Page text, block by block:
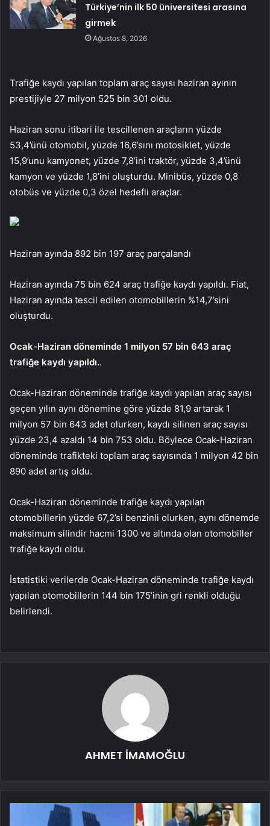
Türkiye’nin ilk 50 üniversitesi arasına
girmek
Ağustos 8, 2026
Trafiğe kaydı yapılan toplam araç sayısı haziran ayının
prestijiyle 27 milyon 525 bin 301 oldu.
Haziran sonu itibari ile tescillenen araçların yüzde
53,4’ünü otomobil, yüzde 16,6’sını motosiklet, yüzde
15,9’unu kamyonet, yüzde 7,8’ini traktör, yüzde 3,4’ünü
kamyon ve yüzde 1,8’ini oluşturdu. Minibüs, yüzde 0,8
otobüs ve yüzde 0,3 özel hedefli araçlar.
Haziran ayında 892 bin 197 araç parçalandı
Haziran ayında 75 bin 624 araç trafiğe kaydı yapıldı. Fiat,
Haziran ayında tescil edilen otomobillerin %14,7’sini
oluşturdu.
Ocak-Haziran döneminde 1 milyon 57 bin 643 araç
trafiğe kaydı yapıldı..
Ocak-Haziran döneminde trafiğe kaydı yapılan araç sayısı
geçen yılın aynı dönemine göre yüzde 81,9 artarak 1
milyon 57 bin 643 adet olurken, kaydı silinen araç sayısı
yüzde 23,4 azaldı 14 bin 753 oldu. Böylece Ocak-Haziran
döneminde trafikteki toplam araç sayısında 1 milyon 42 bin
890 adet artış oldu.
Ocak-Haziran döneminde trafiğe kaydı yapılan
otomobillerin yüzde 67,2’si benzinli olurken, aynı dönemde
maksimum silindir hacmi 1300 ve altında olan otomobiller
trafiğe kaydı oldu.
İstatistiki verilerde Ocak-Haziran döneminde trafiğe kaydı
yapılan otomobillerin 144 bin 175’inin gri renkli olduğu
belirlendi.
AHMET İMAMOĞLU